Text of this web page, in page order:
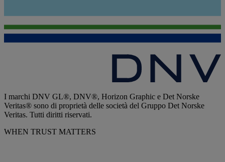
I marchi DNV GL®, DNV®, Horizon Graphic e Det Norske
Veritas® sono di proprietà delle società del Gruppo Det Norske
Veritas. Tutti diritti riservati.
WHEN TRUST MATTERS